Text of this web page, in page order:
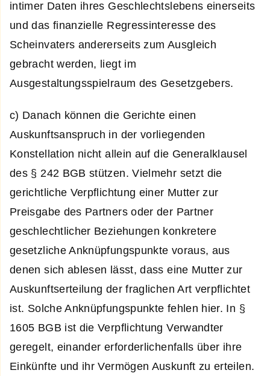
intimer Daten ihres Geschlechtslebens einerseits
und das finanzielle Regressinteresse des
Scheinvaters andererseits zum Ausgleich
gebracht werden, liegt im
Ausgestaltungsspielraum des Gesetzgebers.
c) Danach können die Gerichte einen
Auskunftsanspruch in der vorliegenden
Konstellation nicht allein auf die Generalklausel
des § 242 BGB stützen. Vielmehr setzt die
gerichtliche Verpflichtung einer Mutter zur
Preisgabe des Partners oder der Partner
geschlechtlicher Beziehungen konkretere
gesetzliche Anknüpfungspunkte voraus, aus
denen sich ablesen lässt, dass eine Mutter zur
Auskunftserteilung der fraglichen Art verpflichtet
ist. Solche Anknüpfungspunkte fehlen hier. In §
1605 BGB ist die Verpflichtung Verwandter
geregelt, einander erforderlichenfalls über ihre
Einkünfte und ihr Vermögen Auskunft zu erteilen.